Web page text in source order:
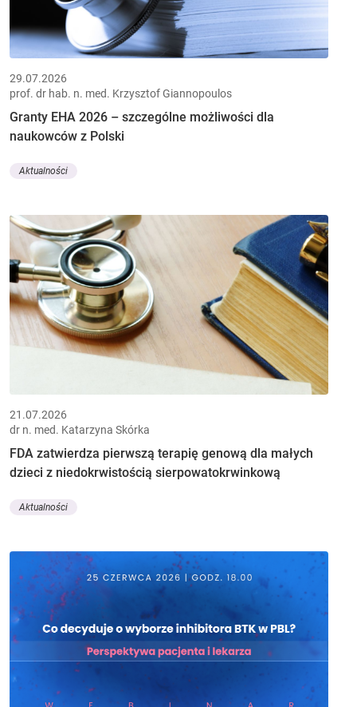
29.07.2026
prof. dr hab. n. med. Krzysztof Giannopoulos
Granty EHA 2026 – szczególne możliwości dla
naukowców z Polski
Aktualności
21.07.2026
dr n. med. Katarzyna Skórka
FDA zatwierdza pierwszą terapię genową dla małych
dzieci z niedokrwistością sierpowatokrwinkową
Aktualności